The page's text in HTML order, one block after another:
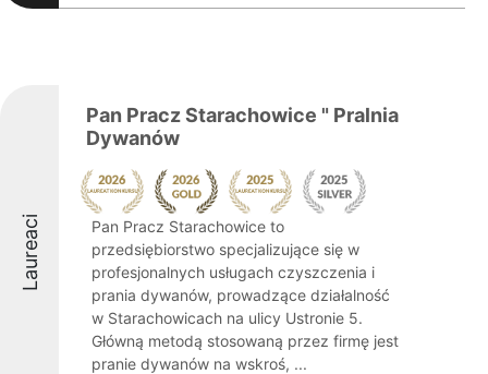
Laureaci
Pan Pracz Starachowice " Pralnia
Dywanów
Pan Pracz Starachowice to
przedsiębiorstwo specjalizujące się w
profesjonalnych usługach czyszczenia i
prania dywanów, prowadzące działalność
w Starachowicach na ulicy Ustronie 5.
Główną metodą stosowaną przez firmę jest
pranie dywanów na wskroś, ...